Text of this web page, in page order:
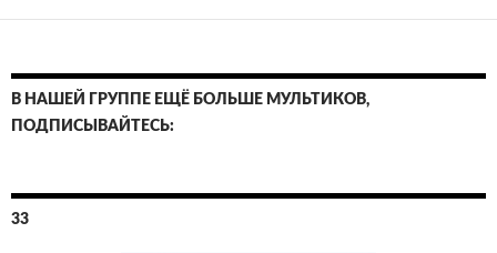
В НАШЕЙ ГРУППЕ ЕЩЁ БОЛЬШЕ МУЛЬТИКОВ,
ПОДПИСЫВАЙТЕСЬ:
33